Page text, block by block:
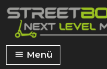
springen
Menü